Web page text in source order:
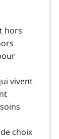
hors
vivent
choix